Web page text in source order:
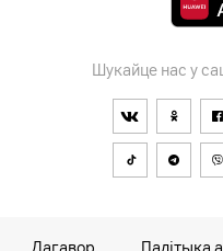
Шукайце нас у